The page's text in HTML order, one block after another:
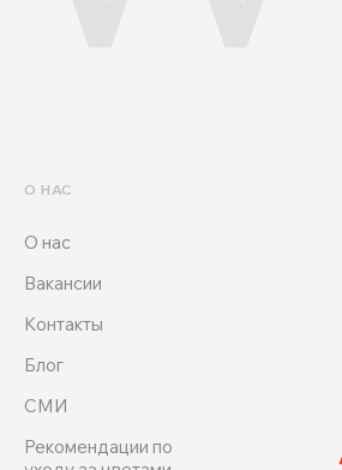
Вакансии
О нас
О НАС
Блог
СМИ
Рекомендации по
Контакты